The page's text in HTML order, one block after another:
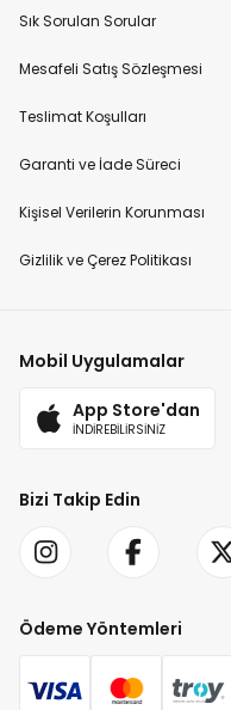
Sık Sorulan Sorular
Mesafeli Satış Sözleşmesi
Teslimat Koşulları
Garanti ve İade Süreci
Kişisel Verilerin Korunması
Gizlilik ve Çerez Politikası
Mobil Uygulamalar
App Store'dan
İNDİREBİLİRSİNİZ
Bizi Takip Edin
Ödeme Yöntemleri